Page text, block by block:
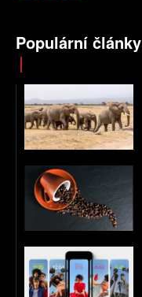
Populární články